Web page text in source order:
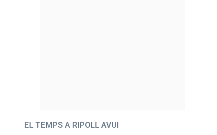
EL TEMPS A RIPOLL AVUI